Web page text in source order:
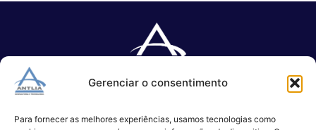
Gerenciar o consentimento
Para fornecer as melhores experiências, usamos tecnologias como
TI.